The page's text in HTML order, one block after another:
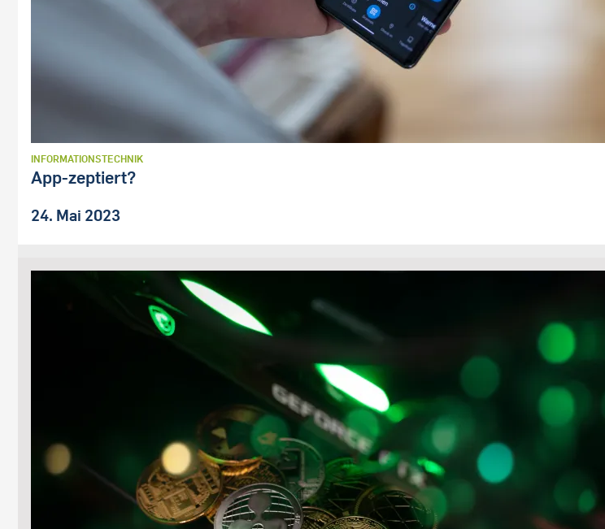
INFORMATIONSTECHNIK
App-zeptiert?
24. Mai 2023